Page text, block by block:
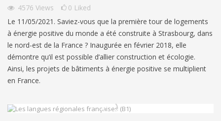
4576 Views 0 Liked
Le 11/05/2021. Saviez-vous que la première tour de logements
à énergie positive du monde a été construite à Strasbourg, dans
le nord-est de la France ? Inaugurée en février 2018, elle
démontre qu’il est possible d’allier construction et écologie.
Ainsi, les projets de bâtiments à énergie positive se multiplient
en France.